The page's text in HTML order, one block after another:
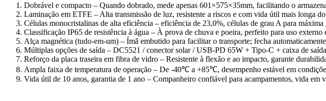
Dobrável e compacto – Quando dobrado, mede apenas 601×575×35mm, facilitando o
Laminação em ETFE – Alta transmissão de luz, resistente a riscos e com vida útil mais longa
Células monocristalinas de alta eficiência – eficiência de 23,0%, células de grau A para máxima
Classificação IP65 de resistência à água – À prova de chuva e poeira, perfeito para uso externo
Alça magnética (tudo-em-um) – Ímã embutido para facilitar o transporte; fecha
Múltiplas opções de saída – DC5521 / conector solar / USB‑PD 65W + Tipo‑C + caixa de
Reforço da placa traseira em fibra de vidro – Resistente à flexão e ao impacto, garante
Ampla faixa de temperatura de operação – De -40℃ a +85℃, desempenho estável em
Vida útil de 10 anos, garantia de 1 ano – Companheiro confiável para acampamentos, vida em